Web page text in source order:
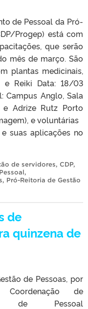
de Pessoal da Pró-
Progep) está com
que serão
mês de março. São
plantas medicinais,
e Reiki Data: 18/03
Campus Anglo, Sala
e Adrize Rutz Porto
e voluntárias
suas aplicações no
de servidores, CDP,
,
, Pró-Reitoria de Gestão
de
quinzena de
de Pessoas, por
de
de Pessoal